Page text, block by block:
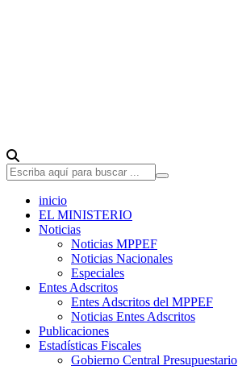
inicio
EL MINISTERIO
Noticias
Noticias MPPEF
Noticias Nacionales
Especiales
Entes Adscritos
Entes Adscritos del MPPEF
Noticias Entes Adscritos
Publicaciones
Estadísticas Fiscales
Gobierno Central Presupuestario